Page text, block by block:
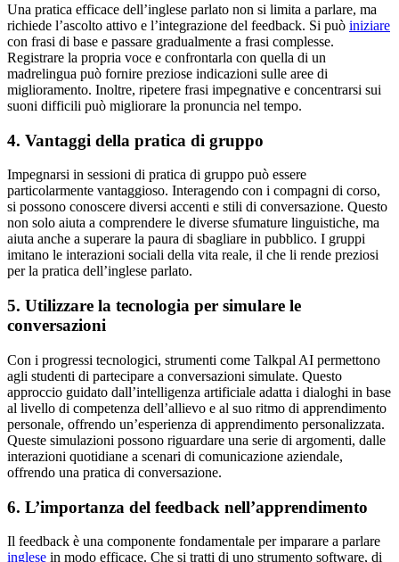
Una pratica efficace dell’inglese parlato non si limita a parlare, ma
richiede l’ascolto attivo e l’integrazione del feedback. Si può iniziare
con frasi di base e passare gradualmente a frasi complesse.
Registrare la propria voce e confrontarla con quella di un
madrelingua può fornire preziose indicazioni sulle aree di
miglioramento. Inoltre, ripetere frasi impegnative e concentrarsi sui
suoni difficili può migliorare la pronuncia nel tempo.
4. Vantaggi della pratica di gruppo
Impegnarsi in sessioni di pratica di gruppo può essere
particolarmente vantaggioso. Interagendo con i compagni di corso,
si possono conoscere diversi accenti e stili di conversazione. Questo
non solo aiuta a comprendere le diverse sfumature linguistiche, ma
aiuta anche a superare la paura di sbagliare in pubblico. I gruppi
imitano le interazioni sociali della vita reale, il che li rende preziosi
per la pratica dell’inglese parlato.
5. Utilizzare la tecnologia per simulare le
conversazioni
Con i progressi tecnologici, strumenti come Talkpal AI permettono
agli studenti di partecipare a conversazioni simulate. Questo
approccio guidato dall’intelligenza artificiale adatta i dialoghi in base
al livello di competenza dell’allievo e al suo ritmo di apprendimento
personale, offrendo un’esperienza di apprendimento personalizzata.
Queste simulazioni possono riguardare una serie di argomenti, dalle
interazioni quotidiane a scenari di comunicazione aziendale,
offrendo una pratica di conversazione.
6. L’importanza del feedback nell’apprendimento
Il feedback è una componente fondamentale per imparare a parlare
inglese in modo efficace. Che si tratti di uno strumento software, di